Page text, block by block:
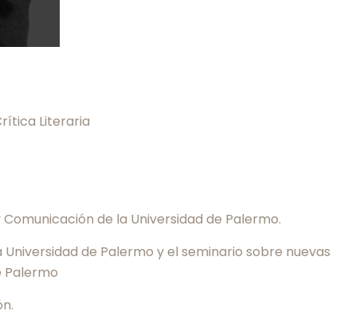
Literaria
de la Universidad de Palermo.
de Palermo y el seminario sobre nuevas
Palermo